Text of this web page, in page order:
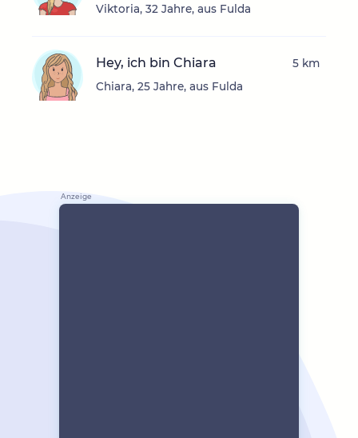
Viktoria, 32 Jahre, aus Fulda
Hey, ich bin Chiara
Chiara, 25 Jahre, aus Fulda
5 km